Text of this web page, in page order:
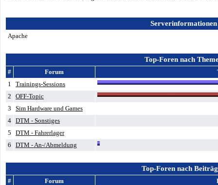
Serverinformationen
Apache
Top-Foren nach
# Forum
1
Trainings-Sessions
2
OFF-Topic
3
Sim Hardware und Games
4 DTM - Sonstiges
5
DTM - Fahrerlager
6
DTM - An-/Abmeldung
Top-Foren nach
# Forum